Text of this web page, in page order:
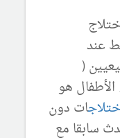
– 4.5 % فقط عند
(
هو
ات دون
سابقا مع